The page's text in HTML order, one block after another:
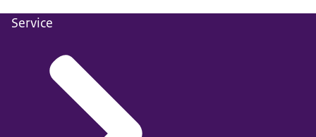
Uw gegevens kunnen binnen onze organisatie
worden gedeeld als dit nodig is voor de
beantwoording van uw vraag. Wij delen uw
persoonsgegevens niet met andere organisaties.
Mochten wij uw vraag niet kunnen beantwoorden,
Service